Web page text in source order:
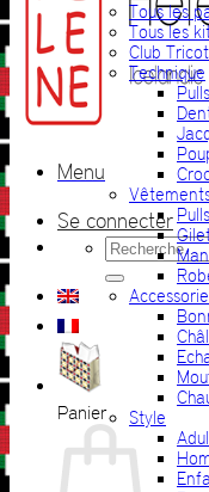
Menu
Se connecter
Recherche
pour :
Panier
Tous les
Tous les
Club
Technique
Style